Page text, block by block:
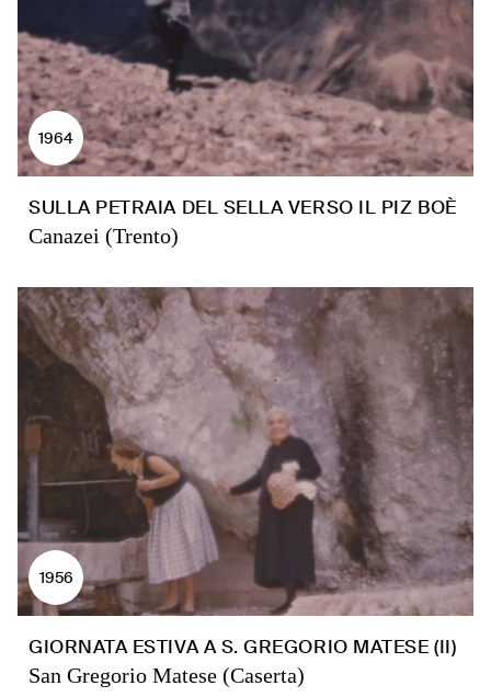
1964
SULLA PETRAIA DEL SELLA VERSO IL PIZ BOÈ
Canazei (Trento)
1956
GIORNATA ESTIVA A S. GREGORIO MATESE (II)
San Gregorio Matese (Caserta)